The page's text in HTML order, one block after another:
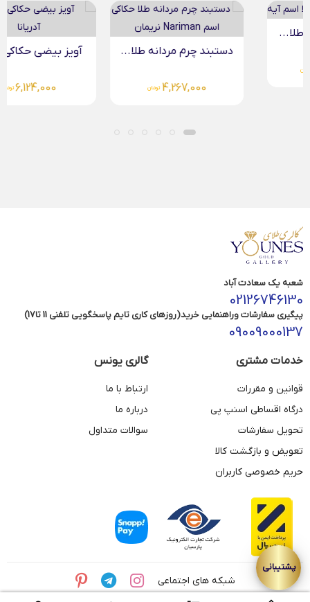
دستبند چرم مردانه طلا...
تومان
آویز بیضی حکاکی طلا...
تومان
شعبه یک سعادت آباد
02126746130
پیگیری سفارشات وراهنمایی خرید(روزهای کاری تایم پاسخگویی تلفنی 11 تا17)
09009000137
خدمات مشتری
قوانین و مقررات
درگاه اقساطی اسنپ پی
تحویل سفارشات
تعویض و بازگشت کالا
حریم خصوصی کاربران
گالری یونس
ارتباط با ما
درباره ما
سوالات متداول
شبکه های اجتماعی